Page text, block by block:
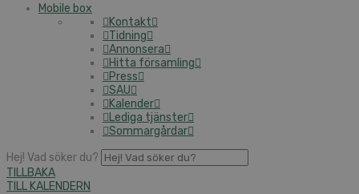
Mobile box
Kontakt
Tidning
Annonsera
Hitta församling
Press
SAU
Kalender
Lediga tjänster
Sommargårdar
Hej! Vad söker du?
TILLBAKA
TILL KALENDERN